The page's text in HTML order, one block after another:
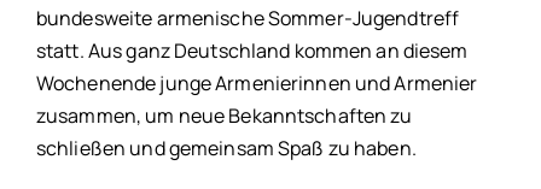
bundesweite armenische Sommer-Jugendtreff
statt. Aus ganz Deutschland kommen an diesem
Wochenende junge Armenierinnen und Armenier
zusammen, um neue Bekanntschaften zu
schließen und gemeinsam Spaß zu haben.